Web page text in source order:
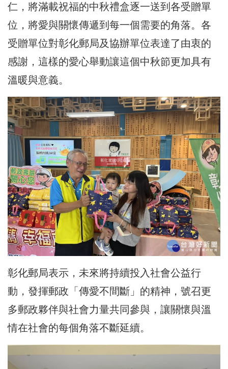
仁，將滿載祝福的中秋禮盒逐一送到各受贈單
位，將愛與關懷傳遞到每一個需要的角落。各
受贈單位對彰化郵局及協辦單位表達了由衷的
感謝，這樣的愛心舉動讓這個中秋節更加具有
溫暖與意義。
彰化郵局表示，未來將持續投入社會公益行
動，發揮郵政「傳愛不間斷」的精神，號召更
多郵政夥伴與社會力量共同參與，讓關懷與溫
情在社會的每個角落不斷延續。